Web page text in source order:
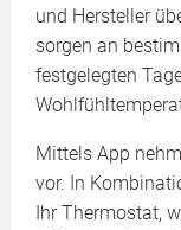
und Hersteller
sorgen an
festgelegten
Mittels App
vor. In
Ihr Thermostat,